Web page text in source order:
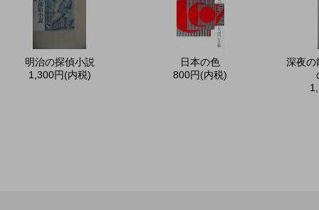
明治の探偵小説
1,300円(内税)
日本の色
800円(内税)
深夜